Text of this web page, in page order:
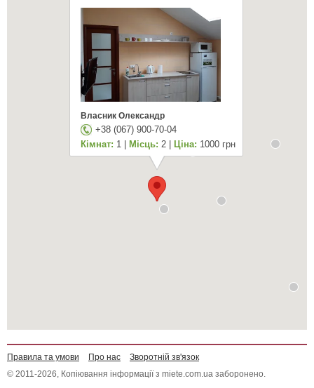
Власник Олександр
+38 (067) 900-70-04
Кімнат: 1 | Місць: 2 | Ціна: 1000 грн
Правила та умови Про нас
Зворотній зв'язок
© 2011-2026, Копіювання інформації з miete.com.ua заборонено.